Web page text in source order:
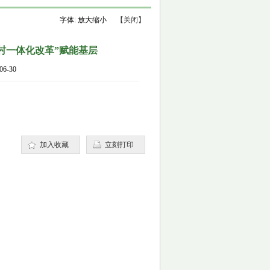
【关闭】
字体: 放大缩小
体化改革”赋能基层
30
立刻打印
加入收藏